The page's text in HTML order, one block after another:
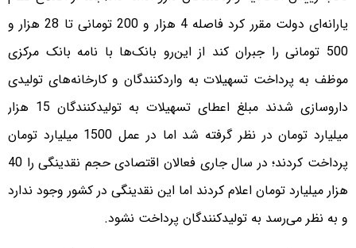
یارانه‌ای دولت مقرر کرد فاصله 4 هزار و 200 تومانی تا 28 هزار و
500 تومانی را جبران کند از این‌رو بانک‌ها با نامه بانک مرکزی
موظف به پرداخت تسهیلات به واردکنندگان و کارخانه‌های تولیدی
داروسازی شدند مبلغ اعطای تسهیلات به تولیدکنندگان 15 هزار
میلیارد تومان در نظر گرفته شد اما در عمل 1500 میلیارد تومان
پرداخت کردند؛ در سال جاری فعالان اقتصادی حجم نقدینگی را 40
هزار میلیارد تومان اعلام کردند اما این نقدینگی در کشور وجود ندارد
و به نظر می‌رسد به تولیدکنندگان پرداخت نشود.